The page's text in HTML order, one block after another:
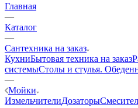
Главная
—
Каталог
—
Сантехника на заказ
КухниБытовая техника на заказ
системыСтолы и стулья.
—
Мойки
ИзмельчителиДозаторы